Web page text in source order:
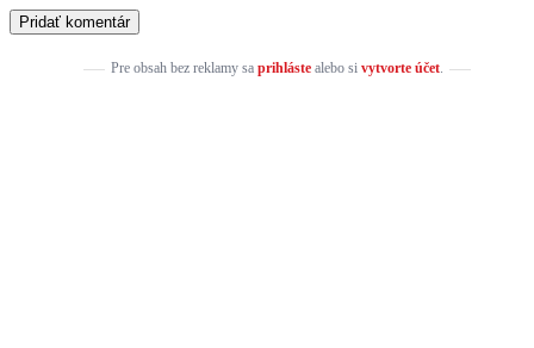
Pre obsah bez reklamy sa prihlástealebo si vytvorte účet.